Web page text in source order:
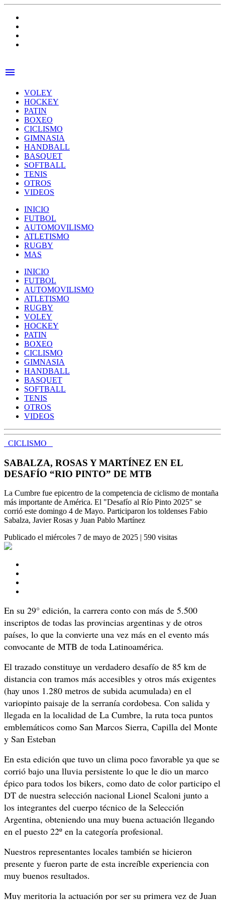
menu
VOLEY
HOCKEY
PATIN
BOXEO
CICLISMO
GIMNASIA
HANDBALL
BASQUET
SOFTBALL
TENIS
OTROS
VIDEOS
INICIO
FUTBOL
AUTOMOVILISMO
ATLETISMO
RUGBY
MAS
INICIO
FUTBOL
AUTOMOVILISMO
ATLETISMO
RUGBY
VOLEY
HOCKEY
PATIN
BOXEO
CICLISMO
GIMNASIA
HANDBALL
BASQUET
SOFTBALL
TENIS
OTROS
VIDEOS
CICLISMO
SABALZA, ROSAS Y MARTÍNEZ EN EL
DESAFÍO “RIO PINTO” DE MTB
La Cumbre fue epicentro de la competencia de ciclismo de montaña
más importante de América. El "Desafío al Río Pinto 2025" se
corrió este domingo 4 de Mayo. Participaron los toldenses Fabio
Sabalza, Javier Rosas y Juan Pablo Martínez
Publicado el miércoles 7 de mayo de 2025 | 590 visitas
En su 29° edición, la carrera conto con más de 5.500
inscriptos de todas las provincias argentinas y de otros
países, lo que la convierte una vez más en el evento más
convocante de MTB de toda Latinoamérica.
El trazado constituye un verdadero desafío de 85 km de
distancia con tramos más accesibles y otros más exigentes
(hay unos 1.280 metros de subida acumulada) en el
variopinto paisaje de la serranía cordobesa. Con salida y
llegada en la localidad de La Cumbre, la ruta toca puntos
emblemáticos como San Marcos Sierra, Capilla del Monte
y San Esteban
En esta edición que tuvo un clima poco favorable ya que se
corrió bajo una lluvia persistente lo que le dio un marco
épico para todos los bikers, como dato de color participo el
DT de nuestra selección nacional Lionel Scaloni junto a
los integrantes del cuerpo técnico de la Selección
Argentina, obteniendo una muy buena actuación llegando
en el puesto 22º en la categoría profesional.
Nuestros representantes locales también se hicieron
presente y fueron parte de esta increíble experiencia con
muy buenos resultados.
Muy meritoria la actuación por ser su primera vez de Juan